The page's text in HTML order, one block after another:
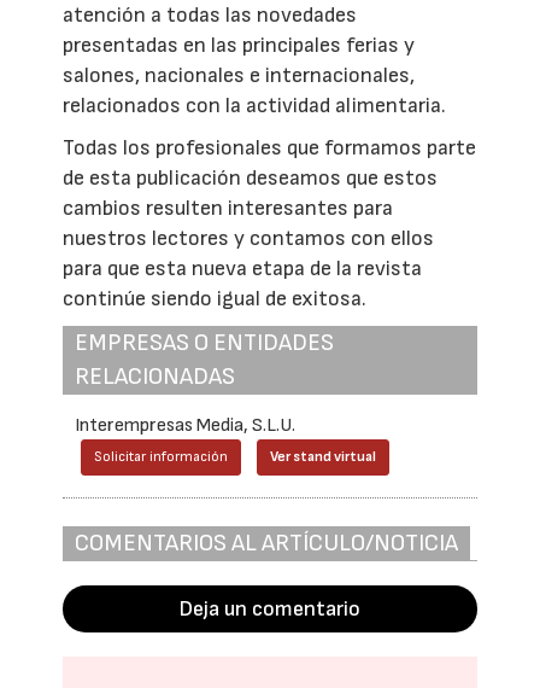
atención a todas las novedades
presentadas en las principales ferias y
salones, nacionales e internacionales,
relacionados con la actividad alimentaria.
Todas los profesionales que formamos parte
de esta publicación deseamos que estos
cambios resulten interesantes para
nuestros lectores y contamos con ellos
para que esta nueva etapa de la revista
continúe siendo igual de exitosa.
EMPRESAS O ENTIDADES
RELACIONADAS
Interempresas Media, S.L.U.
Solicitar información Ver stand virtual
COMENTARIOS AL ARTÍCULO/NOTICIA
Deja un comentario